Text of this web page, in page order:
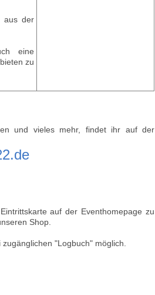
aus der
eine
zu
und vieles mehr, findet ihr auf der
auf der Eventhomepage zu
Shop.
"Logbuch" möglich.